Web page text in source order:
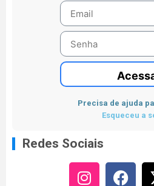
Precisa de ajuda
Esqueceu a
Redes Sociais